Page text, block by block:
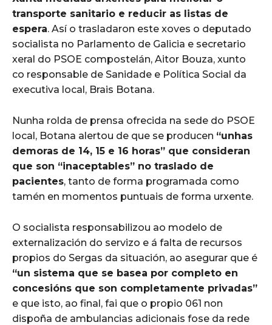
transporte sanitario e reducir as listas de
espera. Así o trasladaron este xoves o deputado
socialista no Parlamento de Galicia e secretario
xeral do PSOE compostelán, Aitor Bouza, xunto
co responsable de Sanidade e Política Social da
executiva local, Brais Botana.
Nunha rolda de prensa ofrecida na sede do PSOE
local, Botana alertou de que se producen “unhas
demoras de 14, 15 e 16 horas” que consideran
que son “inaceptables” no traslado de
pacientes, tanto de forma programada como
tamén en momentos puntuais de forma urxente.
O socialista responsabilizou ao modelo de
externalización do servizo e á falta de recursos
propios do Sergas da situación, ao asegurar que é
“un sistema que se basea por completo en
concesións que son completamente privadas”
e que isto, ao final, fai que o propio 061 non
dispoña de ambulancias adicionais fose da rede